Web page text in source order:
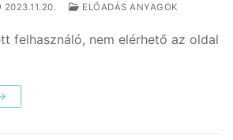
2023.11.20. ELŐADÁS ANYAGOK
felhasználó, nem elérhető az oldal